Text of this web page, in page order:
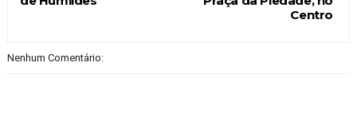
Centro
Nenhum Comentário: